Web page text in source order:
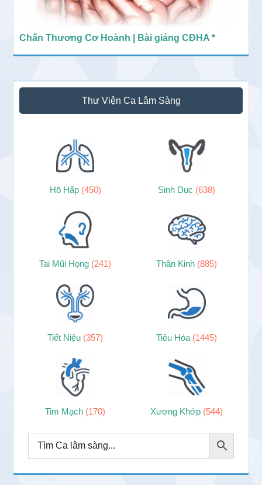
Chấn Thương Cơ Hoành | Bài giảng CĐHA *
Thư Viện Ca Lâm Sàng
Hô Hấp (450) Sinh Dục (638)
Tai Mũi Họng (241) Thần Kinh (885)
Tiết Niệu (357) Tiêu Hóa (1445)
Tim Mạch (170) Xương Khớp (544)